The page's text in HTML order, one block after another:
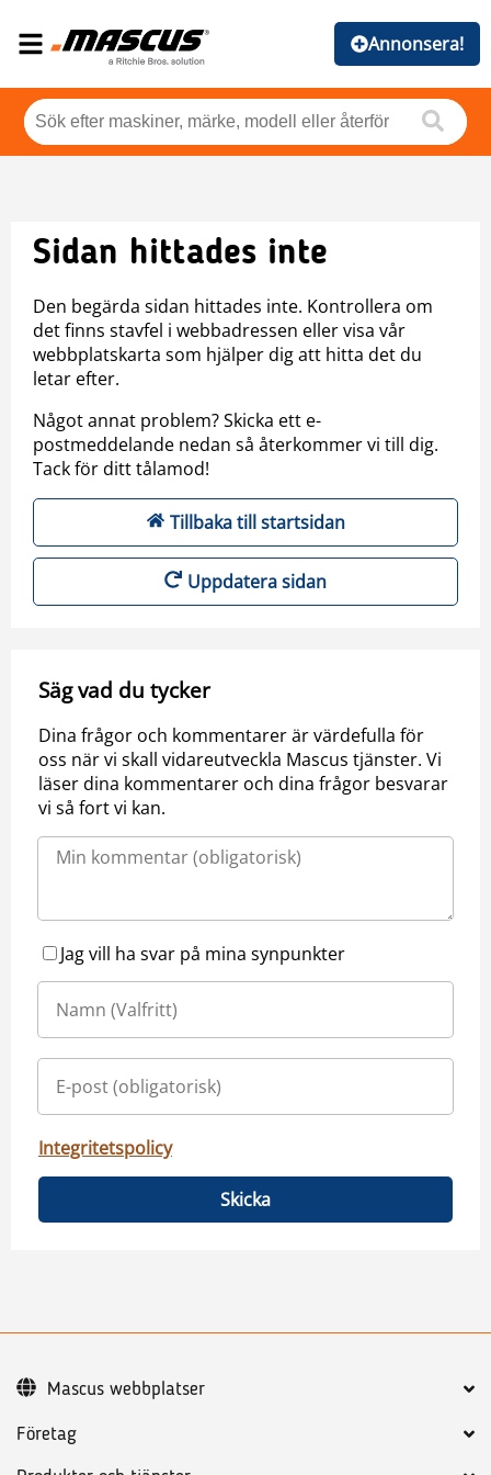
Annonsera!
Sidan hittades inte
Den begärda sidan hittades inte. Kontrollera om
det finns stavfel i webbadressen eller visa vår
webbplatskarta som hjälper dig att hitta det du
letar efter.
Något annat problem? Skicka ett e-
postmeddelande nedan så återkommer vi till dig.
Tack för ditt tålamod!
Tillbaka till startsidan
Uppdatera sidan
Säg vad du tycker
Dina frågor och kommentarer är värdefulla för
oss när vi skall vidareutveckla Mascus tjänster. Vi
läser dina kommentarer och dina frågor besvarar
vi så fort vi kan.
Jag vill ha svar på mina synpunkter
Integritetspolicy
Skicka
Företag
Mascus webbplatser